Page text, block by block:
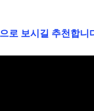
로 보시길 추천합니